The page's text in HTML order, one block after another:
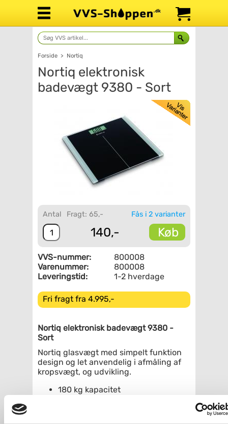
Forside > Nortiq
Nortiq elektronisk
badevægt 9380 - Sort
Fås i 2 varianter
Antal Fragt: 65,-
140,- Køb
VVS-nummer:
800008
Varenummer:
800008
Leveringstid:
1-2 hverdage
Fri fragt fra 4.995,-
Nortiq elektronisk badevægt 9380 -
Sort
Nortiq glasvægt med simpelt funktion
design og let anvendelig i afmåling af
kropsvægt, og udvikling.
180 kg kapacitet